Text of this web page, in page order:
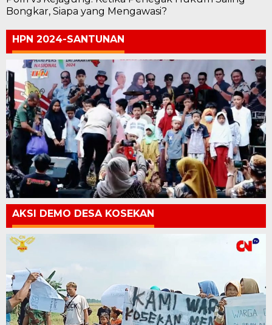
Bongkar, Siapa yang Mengawasi?
HPN 2024-SANTUNAN
AKSI DEMO DESA KOSEKAN